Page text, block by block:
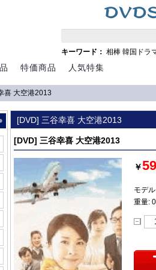
キーワード： 相棒 韓国ドラ
特価商品 人気特集
喜 大空港2013
[DVD] 三谷幸喜 大空港2013
[DVD] 三谷幸喜 大空港2013
￥
モデ
重量: